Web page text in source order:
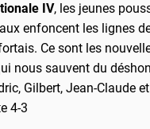
IV, les jeunes
enfoncent les lignes
Ce sont les
nous sauvent du
Gilbert, Jean-Claude
4-3